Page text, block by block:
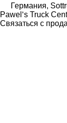
Германия,
Pawel‘s Truck
Связаться с